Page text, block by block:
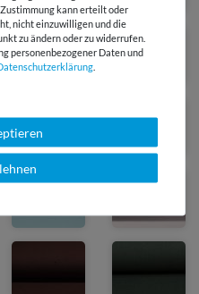
kann erteilt oder
nicht einzuwilligen und die
zu ändern oder zu widerrufen.
personenbezogener Daten und